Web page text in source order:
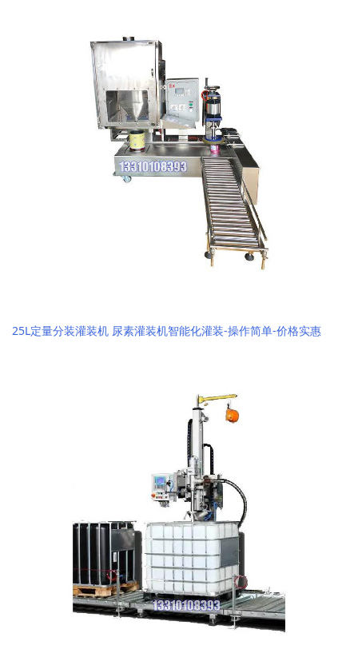
25L定量分装灌装机 尿素灌装机智能化灌装-操作简单-价格实惠